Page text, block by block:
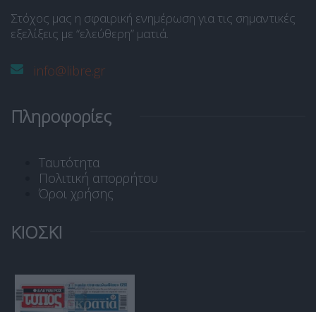
Στόχος μας η σφαιρική ενημέρωση για τις σημαντικές
εξελίξεις με “ελεύθερη” ματιά.
info@libre.gr
Πληροφορίες
Ταυτότητα
Πολιτική απορρήτου
Όροι χρήσης
ΚΙΟΣΚΙ